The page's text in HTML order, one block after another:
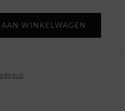
WINKELWAGEN